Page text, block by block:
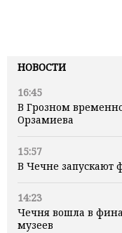
НОВОСТИ
16:45
В Грозном
Орзамиева
15:57
В Чечне запускают
14:23
Чечня вошла в
музеев